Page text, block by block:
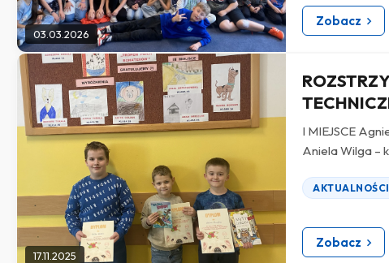
03.03.2026
Zobacz
17.11.2025
I MIEJSCE
Aniela Wilga –
AKTUALNOŚCI
Zobacz